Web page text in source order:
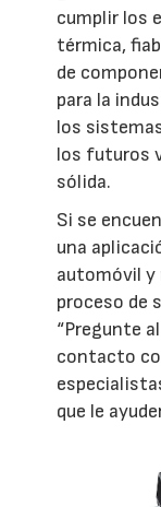
cumplir los
térmica,
de
para la
los
los futuros
sólida.
Si se
una
automóvil y
proceso de
“Pregunte
contacto
que le